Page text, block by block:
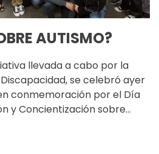
AUTISMO?
llevada a cabo por la
se celebró ayer
conmemoración por el Día
y Concientización sobre…